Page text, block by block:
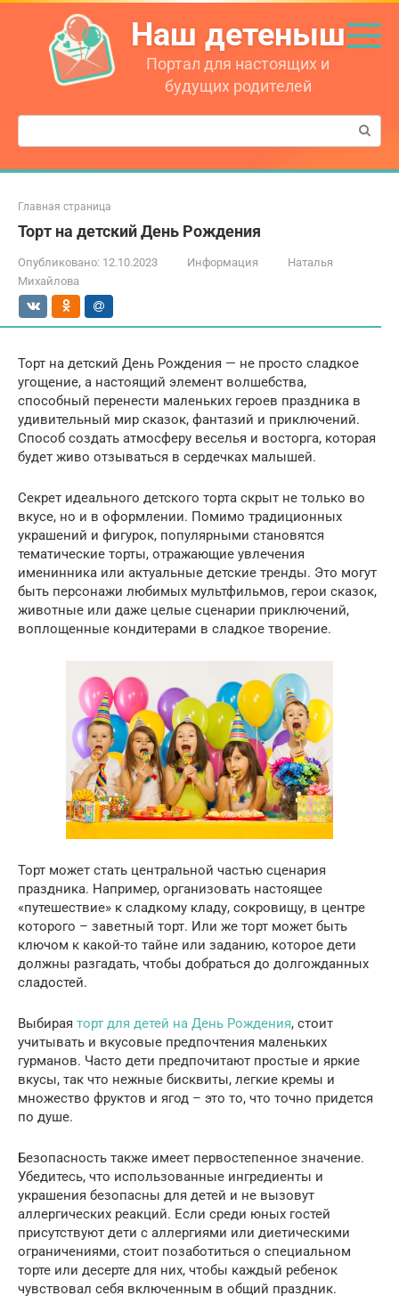
Перейти
контенту
Наш детеныш
Портал для настоящих и
будущих родителей
Поиск:
Главная страница
Торт на детский День Рождения
Опубликовано: 12.10.2023 Информация
Наталья
Михайлова
Торт на детский День Рождения — не просто сладкое
угощение, а настоящий элемент волшебства,
способный перенести маленьких героев праздника в
удивительный мир сказок, фантазий и приключений.
Способ создать атмосферу веселья и восторга, которая
будет живо отзываться в сердечках малышей.
Секрет идеального детского торта скрыт не только во
вкусе, но и в оформлении. Помимо традиционных
украшений и фигурок, популярными становятся
тематические торты, отражающие увлечения
именинника или актуальные детские тренды. Это могут
быть персонажи любимых мультфильмов, герои сказок,
животные или даже целые сценарии приключений,
воплощенные кондитерами в сладкое творение.
Торт может стать центральной частью сценария
праздника. Например, организовать настоящее
«путешествие» к сладкому кладу, сокровищу, в центре
которого – заветный торт. Или же торт может быть
ключом к какой-то тайне или заданию, которое дети
должны разгадать, чтобы добраться до долгожданных
сладостей.
Выбирая торт для детей на День Рождения, стоит
учитывать и вкусовые предпочтения маленьких
гурманов. Часто дети предпочитают простые и яркие
вкусы, так что нежные бисквиты, легкие кремы и
множество фруктов и ягод – это то, что точно придется
по душе.
Безопасность также имеет первостепенное значение.
Убедитесь, что использованные ингредиенты и
украшения безопасны для детей и не вызовут
аллергических реакций. Если среди юных гостей
присутствуют дети с аллергиями или диетическими
ограничениями, стоит позаботиться о специальном
торте или десерте для них, чтобы каждый ребенок
чувствовал себя включенным в общий праздник.